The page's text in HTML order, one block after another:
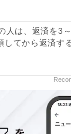
人は、返済を3
てから返済す